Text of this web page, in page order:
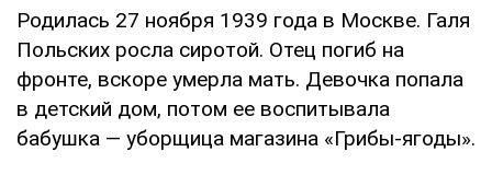
Родилась 27 ноября 1939 года в Москве. Галя
Польских росла сиротой. Отец погиб на
фронте, вскоре умерла мать. Девочка попала
в детский дом, потом ее воспитывала
бабушка — уборщица магазина «Грибы-ягоды».